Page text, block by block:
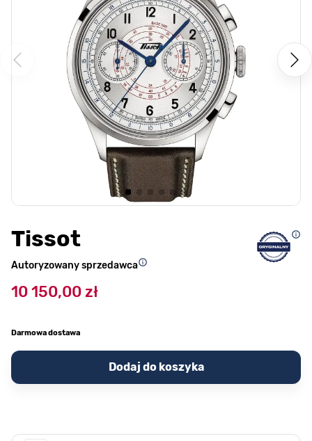
Tissot
Autoryzowany sprzedawca
10 150,00 zł
Darmowa dostawa
Dodaj do koszyka